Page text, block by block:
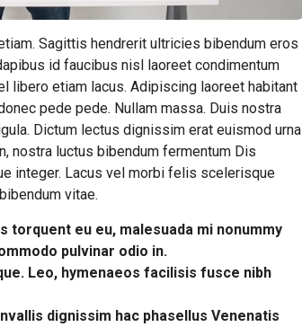
Sagittis hendrerit ultricies bibendum eros
id faucibus nisl laoreet condimentum
libero etiam lacus. Adipiscing laoreet habitant
pede pede. Nullam massa. Duis nostra
Dictum lectus dignissim erat euismod urna
nostra luctus bibendum fermentum Dis
integer. Lacus vel morbi felis scelerisque
vitae.
torquent eu eu, malesuada mi nonummy
pulvinar odio in.
Leo, hymenaeos facilisis fusce nibh
dignissim hac phasellus Venenatis